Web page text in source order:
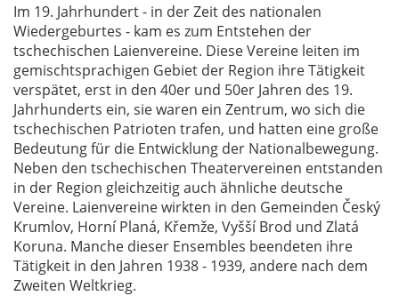
Im 19. Jahrhundert - in der Zeit des nationalen
Wiedergeburtes - kam es zum Entstehen der
tschechischen Laienvereine. Diese Vereine leiten im
gemischtsprachigen Gebiet der Region ihre Tätigkeit
verspätet, erst in den 40er und 50er Jahren des 19.
Jahrhunderts ein, sie waren ein Zentrum, wo sich die
tschechischen Patrioten trafen, und hatten eine große
Bedeutung für die Entwicklung der Nationalbewegung.
Neben den tschechischen Theatervereinen entstanden
in der Region gleichzeitig auch ähnliche deutsche
Vereine. Laienvereine wirkten in den Gemeinden Český
Krumlov, Horní Planá, Křemže, Vyšší Brod und Zlatá
Koruna. Manche dieser Ensembles beendeten ihre
Tätigkeit in den Jahren 1938 - 1939, andere nach dem
Zweiten Weltkrieg.